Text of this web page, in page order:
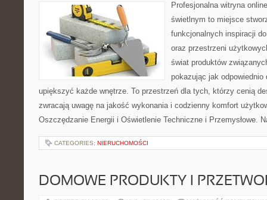
Profesjonalna witryna
świetlnym to miejsce
funkcjonalnych inspiracji
oraz przestrzeni
świat produktów
pokazując jak odpowiednio
upiększyć każde wnętrze. To przestrzeń dla tych, którzy cenią
zwracają uwagę na jakość wykonania i codzienny komfort
Oszczędzanie Energii i Oświetlenie Techniczne i Przemysłowe.
CATEGORIES: NIERUCHOMOŚCI
DOMOWE PRODUKTY I